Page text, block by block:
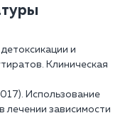
и
Клиническая
Использование
лечении зависимости